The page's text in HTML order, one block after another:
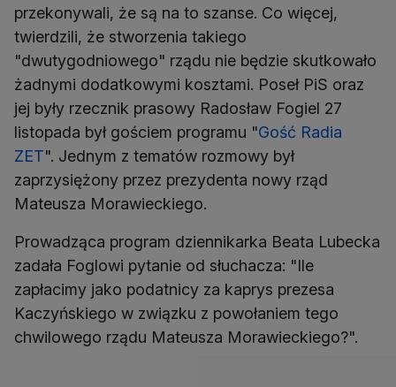
przekonywali, że są na to szanse. Co więcej,
twierdzili, że stworzenia takiego
"dwutygodniowego" rządu nie będzie skutkowało
żadnymi dodatkowymi kosztami. Poseł PiS oraz
jej były rzecznik prasowy Radosław Fogiel 27
listopada był gościem programu "Gość Radia
ZET". Jednym z tematów rozmowy był
zaprzysiężony przez prezydenta nowy rząd
Mateusza Morawieckiego.
Prowadząca program dziennikarka Beata Lubecka
zadała Foglowi pytanie od słuchacza: "Ile
zapłacimy jako podatnicy za kaprys prezesa
Kaczyńskiego w związku z powołaniem tego
chwilowego rządu Mateusza Morawieckiego?".